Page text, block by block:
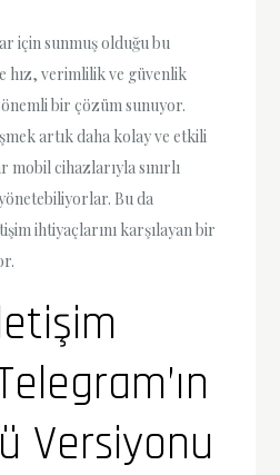
için sunmuş olduğu bu
hız, verimlilik ve güvenlik
bir çözüm sunuyor.
artık daha kolay ve etkili
mobil cihazlarıyla sınırlı
Bu da
ihtiyaçlarını karşılayan bir
Versiyonu